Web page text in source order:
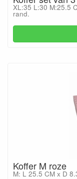
XL:35 L:30 M:25.5
rand.
Koffer M roze
M: L 25.5 CM x D